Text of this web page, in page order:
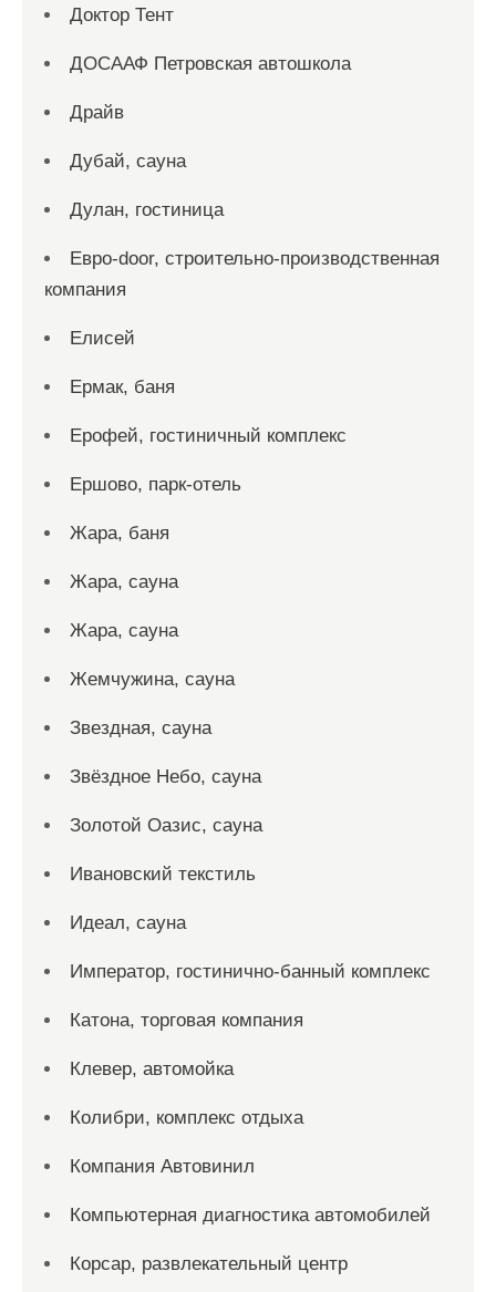
Доктор Тент
ДОСААФ Петровская автошкола
Драйв
Дубай, сауна
Дулан, гостиница
Евро-door, строительно-производственная
компания
Елисей
Ермак, баня
Ерофей, гостиничный комплекс
Ершово, парк-отель
Жара, баня
Жара, сауна
Жара, сауна
Жемчужина, сауна
Звездная, сауна
Звёздное Небо, сауна
Золотой Оазис, сауна
Ивановский текстиль
Идеал, сауна
Император, гостинично-банный комплекс
Катона, торговая компания
Клевер, автомойка
Колибри, комплекс отдыха
Компания Автовинил
Компьютерная диагностика автомобилей
Корсар, развлекательный центр